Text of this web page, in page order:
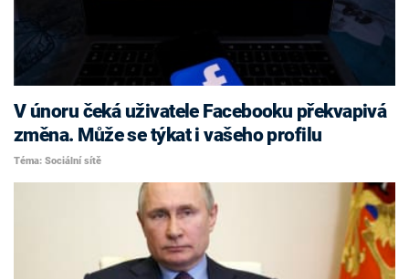
V únoru čeká uživatele Facebooku překvapivá
změna. Může se týkat i vašeho profilu
Téma: Sociální sítě